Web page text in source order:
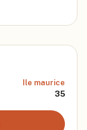
Ile maurice
35